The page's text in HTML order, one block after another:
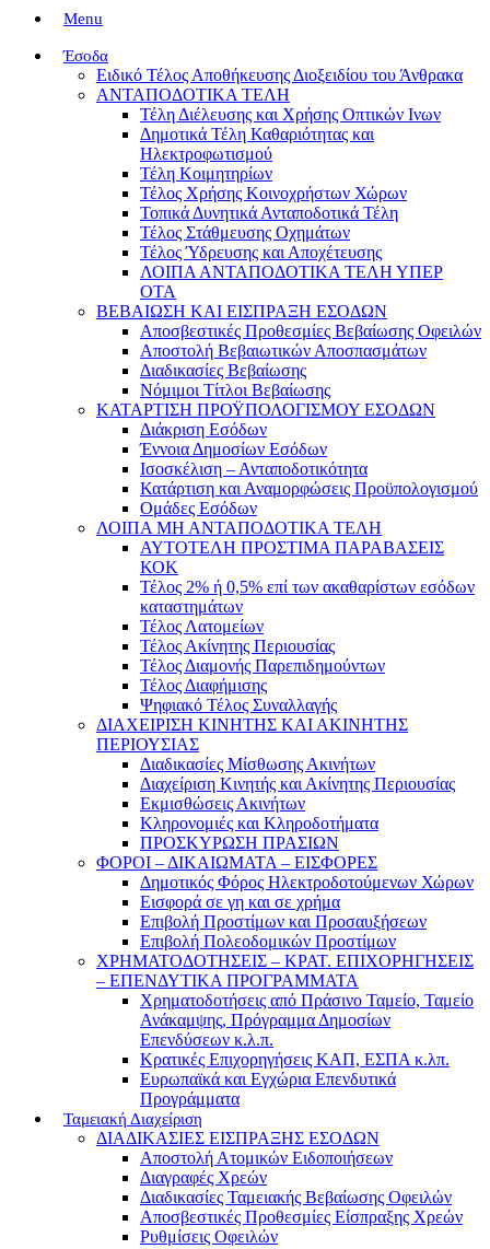
Menu
Έσοδα
Ειδικό Τέλος Αποθήκευσης Διοξειδίου του Άνθρακα
ΑΝΤΑΠΟΔΟΤΙΚΑ ΤΕΛΗ
Τέλη Διέλευσης και Χρήσης Οπτικών Ινων
Δημοτικά Τέλη Καθαριότητας και
Ηλεκτροφωτισμού
Τέλη Κοιμητηρίων
Τέλος Χρήσης Κοινοχρήστων Χώρων
Τοπικά Δυνητικά Ανταποδοτικά Τέλη
Τέλος Στάθμευσης Οχημάτων
Τέλος Ύδρευσης και Αποχέτευσης
ΛΟΙΠΑ ΑΝΤΑΠΟΔΟΤΙΚΑ ΤΕΛΗ ΥΠΕΡ
ΟΤΑ
ΒΕΒΑΙΩΣΗ ΚΑΙ ΕΙΣΠΡΑΞΗ ΕΣΟΔΩΝ
Αποσβεστικές Προθεσμίες Βεβαίωσης Οφειλών
Αποστολή Βεβαιωτικών Αποσπασμάτων
Διαδικασίες Βεβαίωσης
Νόμιμοι Τίτλοι Βεβαίωσης
ΚΑΤΑΡΤΙΣΗ ΠΡΟΫΠΟΛΟΓΙΣΜΟΥ ΕΣΟΔΩΝ
Διάκριση Εσόδων
Έννοια Δημοσίων Εσόδων
Ισοσκέλιση – Ανταποδοτικότητα
Κατάρτιση και Αναμορφώσεις Προϋπολογισμού
Ομάδες Εσόδων
ΛΟΙΠΑ ΜΗ ΑΝΤΑΠΟΔΟΤΙΚΑ ΤΕΛΗ
ΑΥΤΟΤΕΛΗ ΠΡΟΣΤΙΜΑ ΠΑΡΑΒΑΣΕΙΣ
ΚΟΚ
Τέλος 2% ή 0,5% επί των ακαθαρίστων εσόδων
καταστημάτων
Τέλος Λατομείων
Τέλος Ακίνητης Περιουσίας
Τέλος Διαμονής Παρεπιδημούντων
Τέλος Διαφήμισης
Ψηφιακό Τέλος Συναλλαγής
ΔΙΑΧΕΙΡΙΣΗ ΚΙΝΗΤΗΣ ΚΑΙ ΑΚΙΝΗΤΗΣ
ΠΕΡΙΟΥΣΙΑΣ
Διαδικασίες Μίσθωσης Ακινήτων
Διαχείριση Κινητής και Ακίνητης Περιουσίας
Εκμισθώσεις Ακινήτων
Κληρονομιές και Κληροδοτήματα
ΠΡΟΣΚΥΡΩΣΗ ΠΡΑΣΙΩΝ
ΦΟΡΟΙ – ΔΙΚΑΙΩΜΑΤΑ – ΕΙΣΦΟΡΕΣ
Δημοτικός Φόρος Ηλεκτροδοτούμενων Χώρων
Εισφορά σε γη και σε χρήμα
Επιβολή Προστίμων και Προσαυξήσεων
Επιβολή Πολεοδομικών Προστίμων
ΧΡΗΜΑΤΟΔΟΤΗΣΕΙΣ – ΚΡΑΤ. ΕΠΙΧΟΡΗΓΗΣΕΙΣ
– ΕΠΕΝΔΥΤΙΚΑ ΠΡΟΓΡΑΜΜΑΤΑ
Χρηματοδοτήσεις από Πράσινο Ταμείο, Ταμείο
Ανάκαμψης, Πρόγραμμα Δημοσίων
Επενδύσεων κ.λ.π.
Κρατικές Επιχορηγήσεις ΚΑΠ, ΕΣΠΑ κ.λπ.
Ευρωπαϊκά και Εγχώρια Επενδυτικά
Προγράμματα
Ταμειακή Διαχείριση
ΔΙΑΔΙΚΑΣΙΕΣ ΕΙΣΠΡΑΞΗΣ ΕΣΟΔΩΝ
Αποστολή Ατομικών Ειδοποιήσεων
Διαγραφές Χρεών
Διαδικασίες Ταμειακής Βεβαίωσης Οφειλών
Αποσβεστικές Προθεσμίες Είσπραξης Χρεών
Ρυθμίσεις Οφειλών